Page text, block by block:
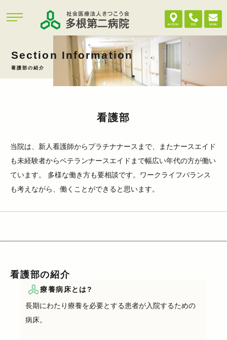
Section Information
看護部の紹介
看護部
当院は、新人看護師からプラチナナースまで、またナースエイド
も未経験者からベテランナースエイドまで幅広い年代の方が働い
ています。 多様な働き方も要相談です。ワークライフバランス
も考えながら、働くことができると思います。
看護部の紹介
療養病床とは?
長期にわたり療養を必要とする患者が入院するための
病床。